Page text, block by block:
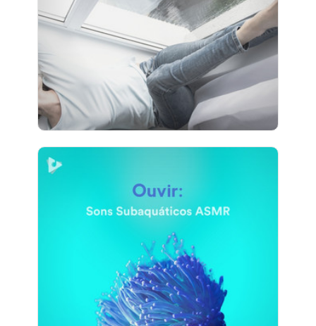
3 seguidores
Ouvir: Sons Subaquáticos
ASMR
Info
Jogar